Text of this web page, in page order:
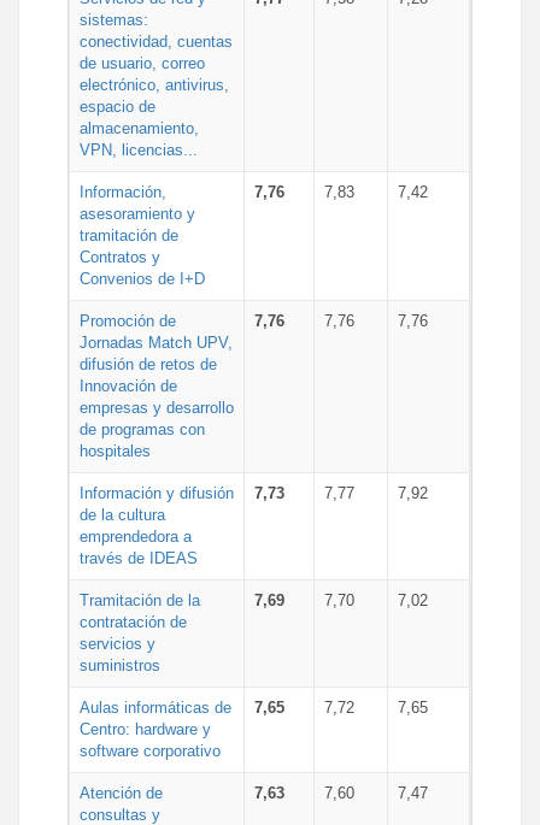
sistemas:
conectividad, cuentas
de usuario, correo
electrónico, antivirus,
espacio de
almacenamiento,
VPN, licencias...
Información,
asesoramiento y
tramitación de
Contratos y
Convenios de I+D
7,76 7,83 7,42
Promoción de
Jornadas Match UPV,
difusión de retos de
Innovación de
empresas y desarrollo
de programas con
hospitales
7,76 7,76 7,76
Información y difusión
de la cultura
emprendedora a
través de IDEAS
7,73 7,77 7,92
Tramitación de la
contratación de
servicios y
suministros
7,69 7,70 7,02
Aulas informáticas de
Centro: hardware y
software corporativo
7,65 7,72 7,65
Atención de
consultas y
7,63 7,60 7,47